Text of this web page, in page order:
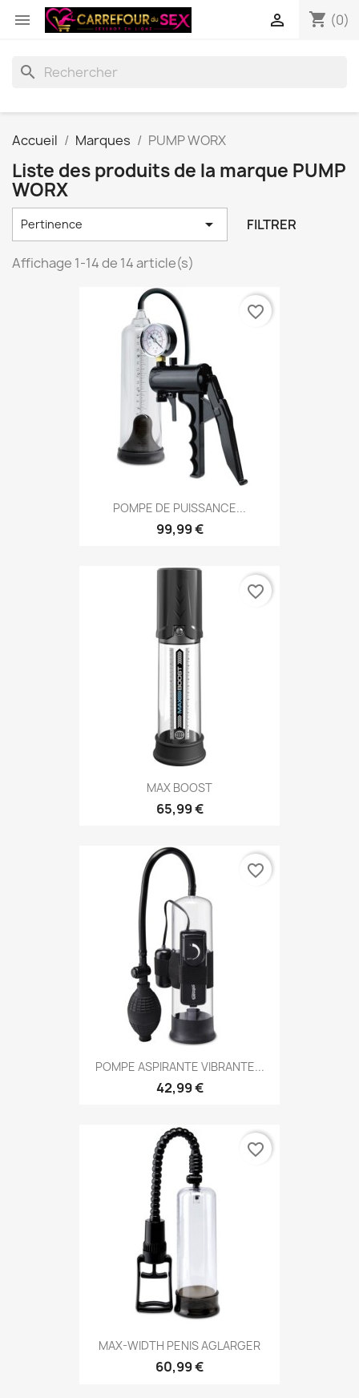
 shopping_cart (0)

search
Accueil Marques PUMP WORX
Liste des produits de la marque PUMP
WORX
Pertinence  FILTRER
Affichage 1-14 de 14 article(s)
POMPE DE PUISSANCE...
99,99 €
favorite_border
MAX BOOST
65,99 €
favorite_border
POMPE ASPIRANTE VIBRANTE...
42,99 €
favorite_border
MAX-WIDTH PENIS AGLARGER
60,99 €
favorite_border